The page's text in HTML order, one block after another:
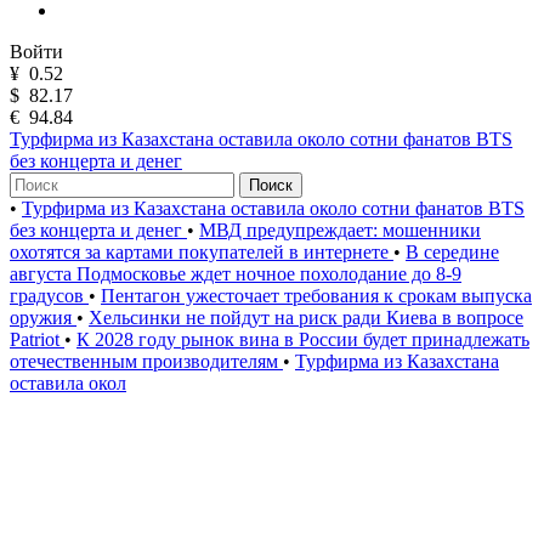
Войти
¥ 0.52
$ 82.17
€ 94.84
Турфирма из Казахстана оставила около сотни фанатов BTS
без концерта и денег
Поиск
• Турфирма из Казахстана оставила около сотни фанатов BTS
без концерта и денег • МВД предупреждает: мошенники
охотятся за картами покупателей в интернете • В середине
августа Подмосковье ждет ночное похолодание до 8-9
градусов • Пентагон ужесточает требования к срокам выпуска
оружия • Хельсинки не пойдут на риск ради Киева в вопросе
Patriot • К 2028 году рынок вина в России будет принадлежать
отечественным производителям • Турфирма из Казахстана
оставила окол